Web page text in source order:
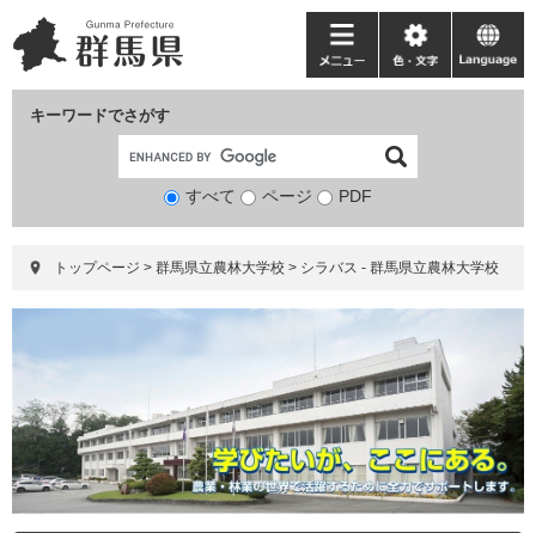
ー
ジ
ニ
ュ
て
キーワードでさがす
検
象
すべて ページ PDF
メ
ニ
ー
色・
文
language
トップページ > 群馬県立農林大学校 > シラバス - 群馬県立農林大学校